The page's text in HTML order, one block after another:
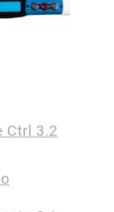
Ctrl 3.2